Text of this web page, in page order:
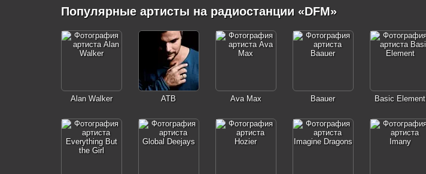
Популярные артисты на радиостанции «DFM»
Alan Walker ATB Ava Max Baauer Basic Element